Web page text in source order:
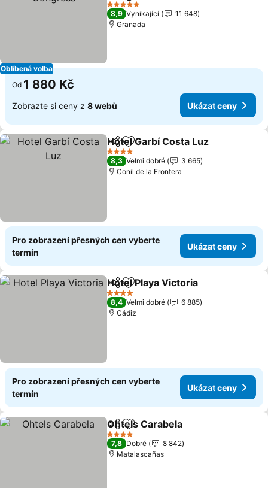
Oblíbená volba
Ukázat ceny
5 Počet hvězdiček
8,9 Vynikající
11 648
Granada
Od 1 880 Kč
Zobrazte si ceny z 8 webů Ukázat ceny
SdíletPřidat na seznam oblíbených
Hotel Garbí Costa Luz
4 Počet hvězdiček
8,3 Velmi dobré
3 665
Conil de la Frontera
Pro zobrazení přesných cen vyberte
termín
Ukázat ceny
SdíletPřidat na seznam oblíbených
Hotel Playa Victoria
4 Počet hvězdiček
8,4 Velmi dobré
6 885
Cádiz
Pro zobrazení přesných cen vyberte
termín
Ukázat ceny
SdíletPřidat na seznam oblíbených
Ohtels Carabela
4 Počet hvězdiček
7,8 Dobré
8 842
Matalascañas